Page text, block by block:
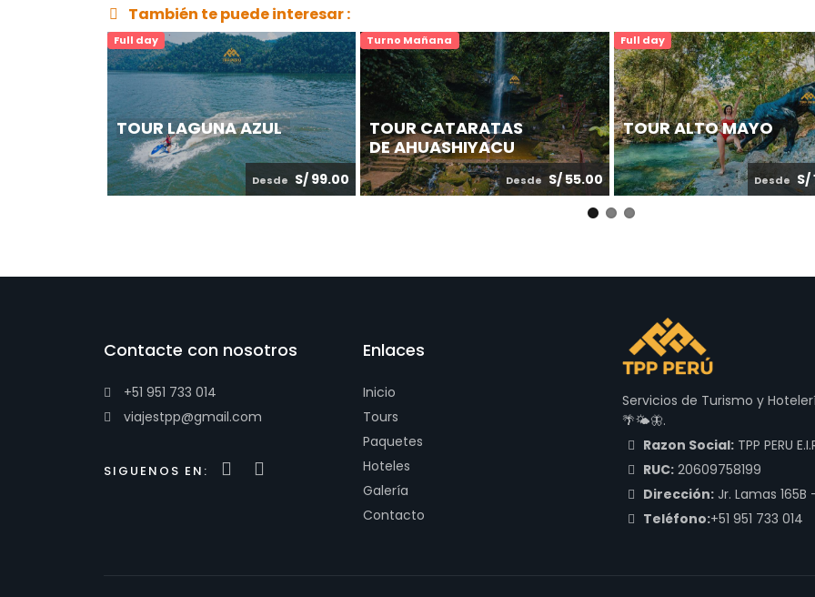
También te puede interesar :
TOUR LAGUNA AZUL
Desde S/ 99.00
Full day
TOUR CATARATAS
DE AHUASHIYACU
Desde S/ 55.00
Turno Mañana
TOUR ALTO MAYO
Desde S/
Full day
Contacte con nosotros
+51 951 733 014
viajestpp@gmail.com
SIGUENOS EN:
Enlaces
Inicio
Tours
Paquetes
Hoteles
Galería
Contacto
Servicios de Turismo y
🌴🌤🦋.
Razon Social:TPP PERU
RUC:20609758199
Dirección:Jr. Lamas
Teléfono:+51 951 733 014